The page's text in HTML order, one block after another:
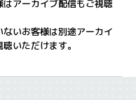
アーカイブ配信もご視聴
いお客様は別途アーカイ
いただけます。